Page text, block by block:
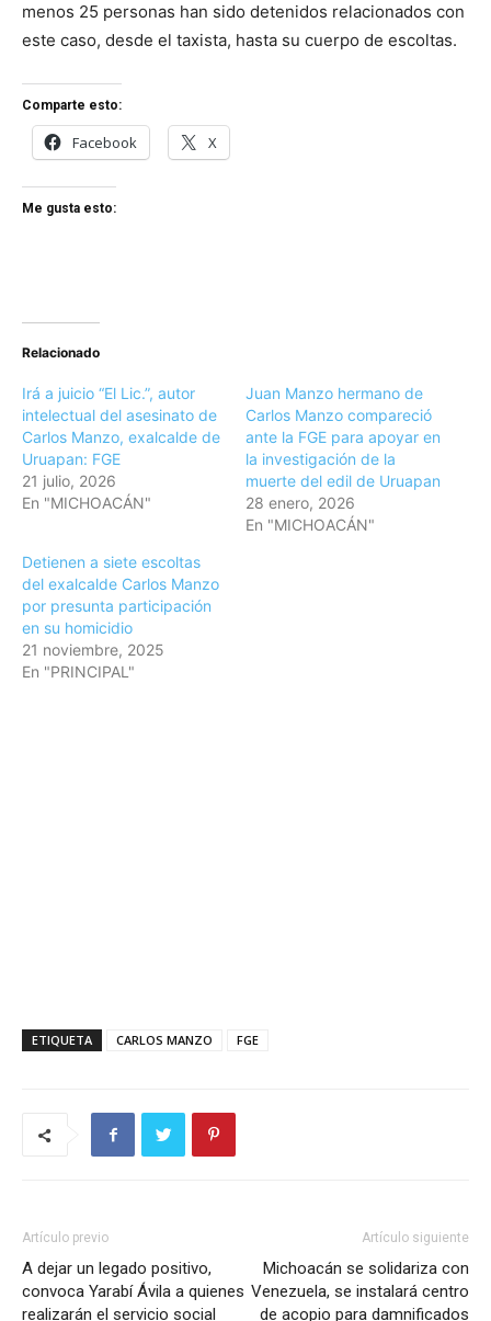
menos 25 personas han sido detenidos relacionados con
este caso, desde el taxista, hasta su cuerpo de escoltas.
Comparte esto:
Facebook X
Me gusta esto:
Relacionado
Irá a juicio “El Lic.”, autor
intelectual del asesinato de
Carlos Manzo, exalcalde de
Uruapan: FGE
21 julio, 2026
En "MICHOACÁN"
Juan Manzo hermano de
Carlos Manzo compareció
ante la FGE para apoyar en
la investigación de la
muerte del edil de Uruapan
28 enero, 2026
En "MICHOACÁN"
Detienen a siete escoltas
del exalcalde Carlos Manzo
por presunta participación
en su homicidio
21 noviembre, 2025
En "PRINCIPAL"
ETIQUETA CARLOS MANZO FGE
Artículo previo
A dejar un legado positivo,
convoca Yarabí Ávila a quienes
realizarán el servicio social
Artículo siguiente
Michoacán se solidariza con
Venezuela, se instalará centro
de acopio para damnificados